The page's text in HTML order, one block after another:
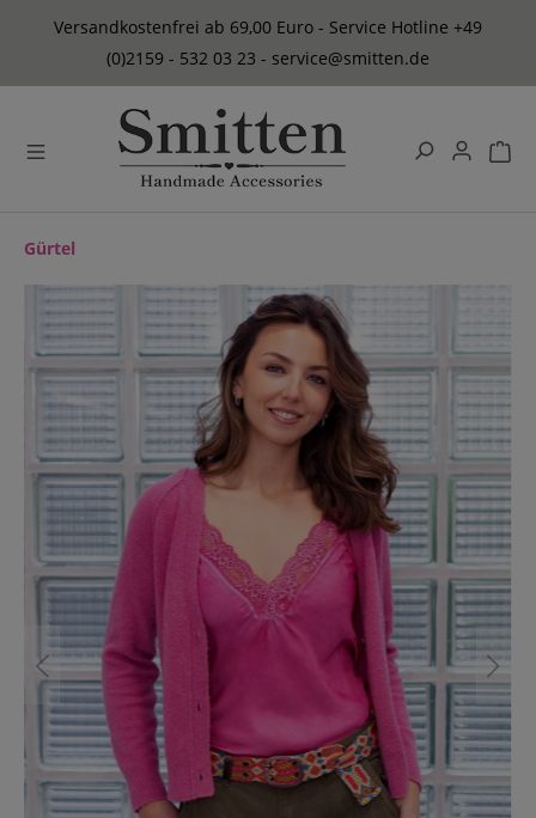
springen
Versandkostenfrei ab 69,00 Euro - Service Hotline +49
(0)2159 - 532 03 23 - service@smitten.de
Gürtel
Bildergalerie überspringen